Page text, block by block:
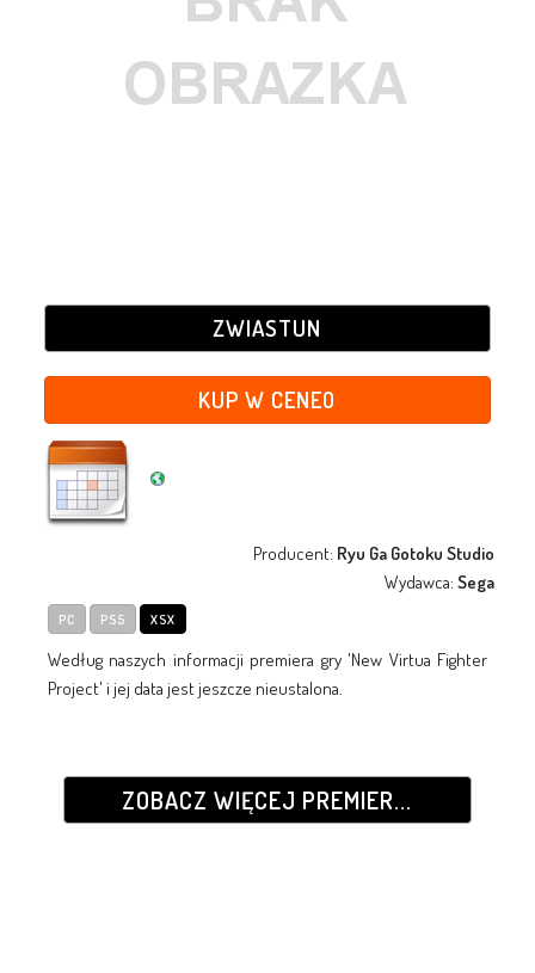
ZWIASTUN
KUP W CENEO
Producent: Ryu Ga Gotoku Studio
Wydawca:Sega
PC PS5 XSX
Według naszych informacji premiera gry 'New Virtua Fighter
Project' i jej data jest jeszcze nieustalona.
ZOBACZ WIĘCEJ PREMIER...